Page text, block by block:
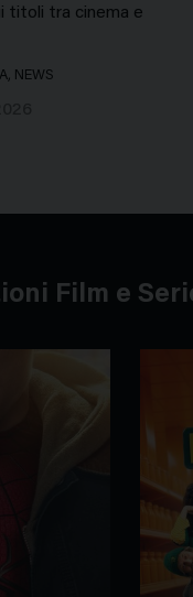
titoli tra cinema e
NEWS
Film e